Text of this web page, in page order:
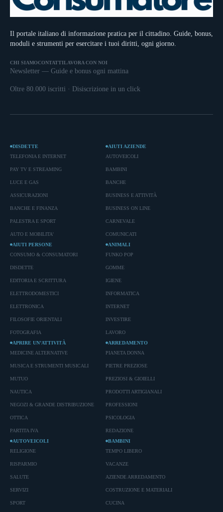
Il portale italiano di informazione pratica per il cittadino. Guide, bonus,
moduli e strumenti per esercitare i tuoi diritti, ogni giorno.
CHI SIAMOCONTATTILAVORA CON NOI
Newsletter — Guide e bonus ogni mattina
Oltre 80.000 iscritti · Disiscrizione in un click
DISDETTE
TELEFONIA E INTERNET
PAY TV E STREAMING
LUCE E GAS
ASSICURAZIONI
BANCHE E FINANZA
PALESTRA E SPORT
AUTO E MOBILITA'
AIUTI AZIENDE
AUTOVEICOLI
BAMBINI
BANCHE
BUSINESS E ATTIVITÀ
BUSINESS ON LINE
CARNEVALE
COMUNICATI
AIUTI PERSONE
CONSUMO & CONSUMATORI
DISDETTE
EDITORIA E SCRITTURA
ELETTRODOMESTICI
ELETTRONICA
FILOSOFIE ORIENTALI
FOTOGRAFIA
ANIMALI
FUNKO POP
GOMME
IGIENE
INFORMATICA
INTERNET
INVESTIRE
LAVORO
APRIRE UN’ATTIVITÀ
MEDICINE ALTERNATIVE
MUSICA E STRUMENTI MUSICALI
MUTUO
NAUTICA
NEGOZI & GRANDE DISTRIBUZIONE
OTTICA
PARTITA IVA
ARREDAMENTO
PIANETA DONNA
PIETRE PREZIOSE
PREZIOSI & GIOIELLI
PRODOTTI ARTIGIANALI
PROFESSIONI
PSICOLOGIA
REDAZIONE
AUTOVEICOLI
RELIGIONE
RISPARMIO
SALUTE
SERVIZI
SPORT
BAMBINI
TEMPO LIBERO
VACANZE
AZIENDE ARREDAMENTO
COSTRUZIONE E MATERIALI
CUCINA